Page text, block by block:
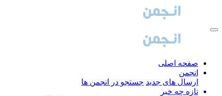
صفحه اصلی
انجمن
ارسال های جدید جستجو در انجمن ها
تازه چه خبر